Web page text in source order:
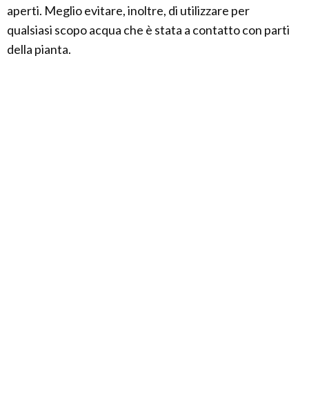
aperti. Meglio evitare, inoltre, di utilizzare per
qualsiasi scopo acqua che è stata a contatto con parti
della pianta.